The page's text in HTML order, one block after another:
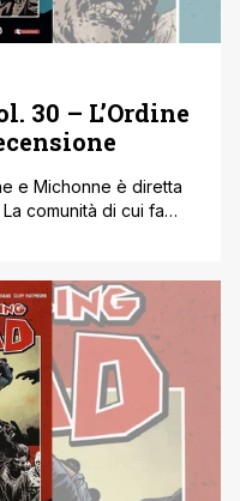
30 – L’Ordine
e Michonne è diretta
comunità di cui fa
sa se fidarsi o meno.
sarà molto